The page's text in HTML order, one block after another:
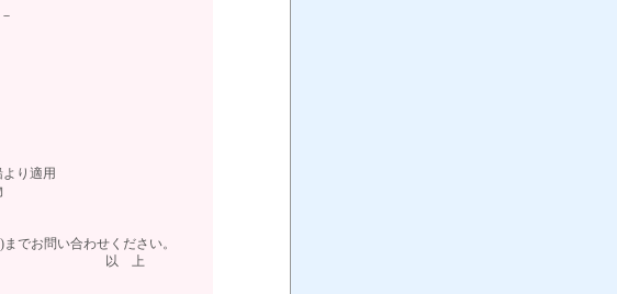
り適用
でお問い合わせください。